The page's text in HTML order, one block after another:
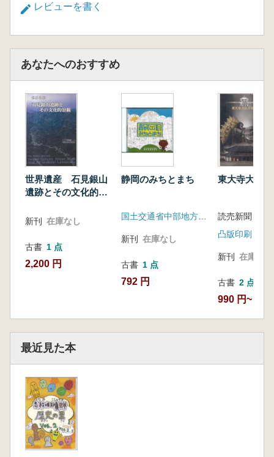
レビューを書く
あなたへのおすすめ
世界遺産 石見銀山
遺跡とその文化的景
新刊 在庫なし
古書 1 点
2,200 円
静岡のみちとまち
新刊 在庫なし
古書 1 点
792 円
東大寺大仏
読売新聞 凸
凸版印刷
新刊 在庫なし
古書 2 点
990 円~
最近見た本